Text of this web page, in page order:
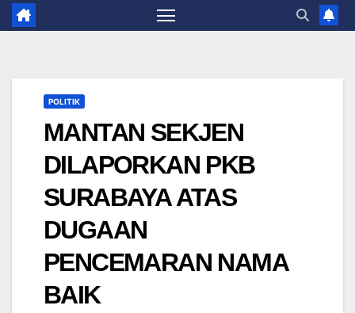
POLITIK
MANTAN SEKJEN
DILAPORKAN PKB
SURABAYA ATAS
DUGAAN
PENCEMARAN NAMA
BAIK